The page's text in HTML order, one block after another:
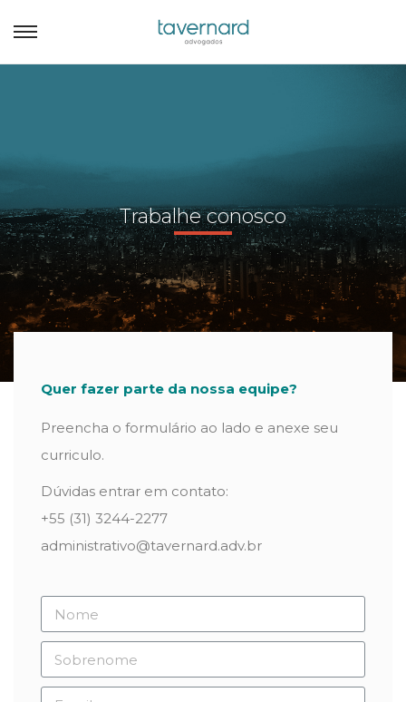
Trabalhe conosco
Quer fazer parte da nossa equipe?
Preencha o formulário ao lado e anexe seu
curriculo.
Dúvidas entrar em contato:
+55 (31) 3244-2277
administrativo@tavernard.adv.br